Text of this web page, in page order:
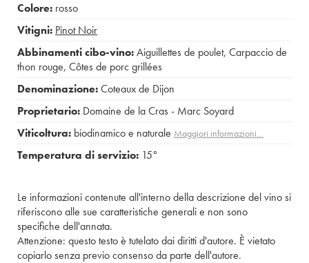
Colore: rosso
Vitigni: Pinot Noir
Abbinamenti cibo-vino:Aiguillettes de poulet, Carpaccio de
thon rouge, Côtes de porc grillées
Denominazione:Coteaux de Dijon
Proprietario: Domaine de la Cras - Marc Soyard
Viticoltura: biodinamico e naturale Maggiori informazioni…
Temperatura di servizio: 15°
Le informazioni contenute all'interno della descrizione del vino si
riferiscono alle sue caratteristiche generali e non sono
specifiche dell'annata.
Attenzione: questo testo è tutelato dai diritti d'autore. È vietato
copiarlo senza previo consenso da parte dell'autore.